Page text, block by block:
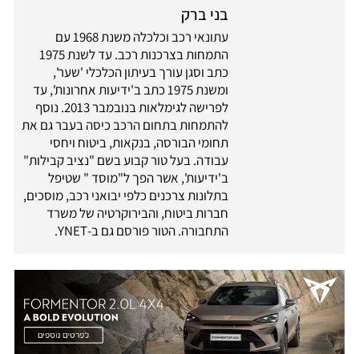
בני ברק
עתונאי רכב וכלכלה משנת 1968 עם
התמחות בצרכנות רכב. עד לשנת 1975
כתב וסגן עורך בעיתון הכלכלי 'שער',
ומשנת 1975 כתב ב'ידיעות אחרונות', עד
לפרישה לגימלאות בנובמבר 2013. נוסף
להתמחות בתחום הרכב כיסה בעבר גם את
תחומי הבורסה, בנקאות, ביטוח ויחסי
עבודה. בעל טור קבוע בשם "נציב קבילות"
ב'ידיעות', אשר הפך ל"מוסד " שטיפל
בתלונות צרכנים כלפי יבואני רכב, מוסכים,
חברות ביטוח, והבירוקרטיה של משרד
התחבורה. הטור פורסם גם ב-YNET.